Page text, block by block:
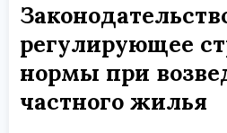
регулирующее
нормы при
частного жилья